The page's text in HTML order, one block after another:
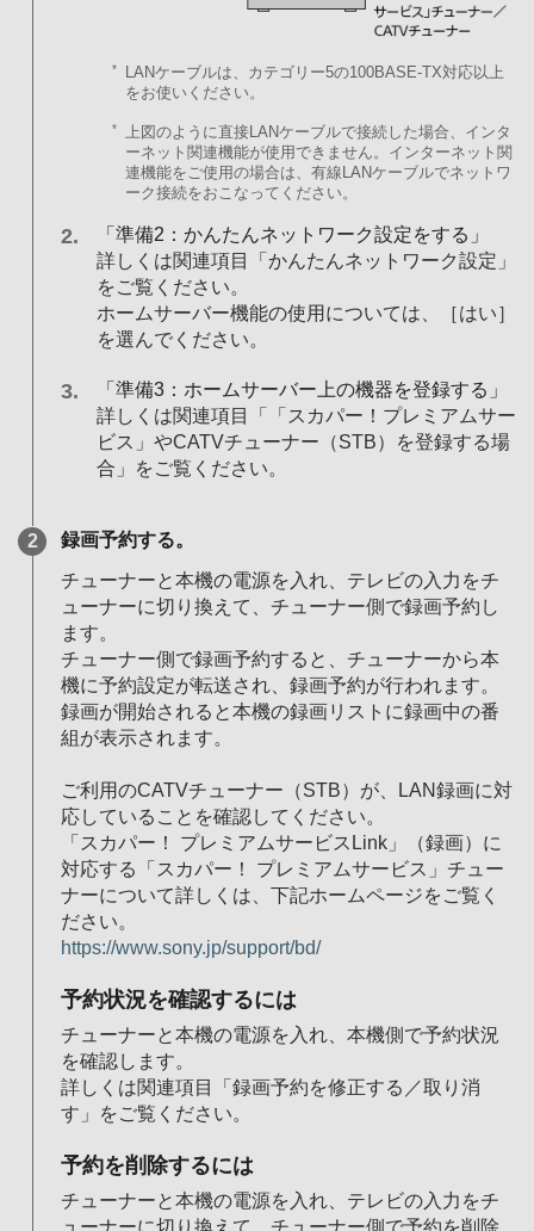
*
LANケーブルは、カテゴリー5の100BASE-TX対応以上
をお使いください。
*
上図のように直接LANケーブルで接続した場合、インタ
ーネット関連機能が使用できません。インターネット関
連機能をご使用の場合は、有線LANケーブルでネットワ
ーク接続をおこなってください。
「準備2：かんたんネットワーク設定をする」
詳しくは関連項目「かんたんネットワーク設定」
をご覧ください。
ホームサーバー機能の使用については、［はい］
を選んでください。
「準備3：ホームサーバー上の機器を登録する」
詳しくは関連項目「「スカパー！プレミアムサー
ビス」やCATVチューナー（STB）を登録する場
合」をご覧ください。
録画予約する。
チューナーと本機の電源を入れ、テレビの入力をチ
ューナーに切り換えて、チューナー側で録画予約し
ます。
チューナー側で録画予約すると、チューナーから本
機に予約設定が転送され、録画予約が行われます。
録画が開始されると本機の録画リストに録画中の番
組が表示されます。
ご利用のCATVチューナー（STB）が、LAN録画に対
応していることを確認してください。
「スカパー！ プレミアムサービスLink」（録画）に
対応する「スカパー！ プレミアムサービス」チュー
ナーについて詳しくは、下記ホームページをご覧く
ださい。
https://www.sony.jp/support/bd/
予約状況を確認するには
チューナーと本機の電源を入れ、本機側で予約状況
を確認します。
詳しくは関連項目「録画予約を修正する／取り消
す」をご覧ください。
予約を削除するには
チューナーと本機の電源を入れ、テレビの入力をチ